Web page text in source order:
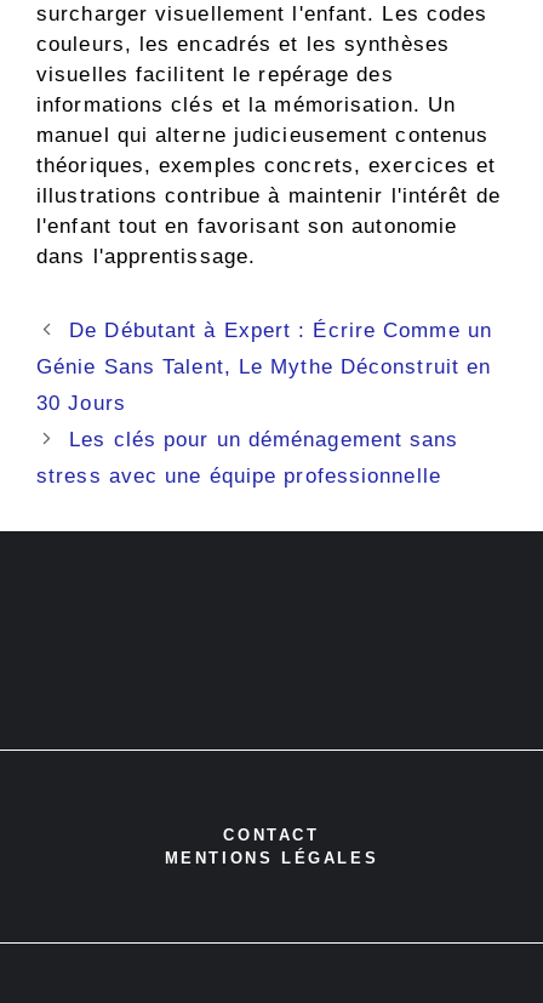
surcharger visuellement l'enfant. Les codes
couleurs, les encadrés et les synthèses
visuelles facilitent le repérage des
informations clés et la mémorisation. Un
manuel qui alterne judicieusement contenus
théoriques, exemples concrets, exercices et
illustrations contribue à maintenir l'intérêt de
l'enfant tout en favorisant son autonomie
dans l'apprentissage.
De Débutant à Expert : Écrire Comme un
Génie Sans Talent, Le Mythe Déconstruit en
30 Jours
Les clés pour un déménagement sans
stress avec une équipe professionnelle
CONTACT
MENTIONS LÉGALES